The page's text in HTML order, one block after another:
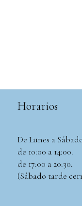
Horarios
De Lunes a
de 10:00 a 14:00.
de 17:00 a 20:30.
(Sábado tarde